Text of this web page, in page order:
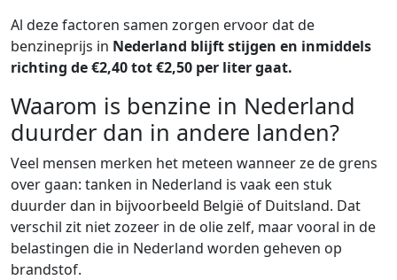
Al deze factoren samen zorgen ervoor dat de
benzineprijs in Nederland blijft stijgen en inmiddels
richting de €2,40 tot €2,50 per liter gaat.
Waarom is benzine in Nederland
duurder dan in andere landen?
Veel mensen merken het meteen wanneer ze de grens
over gaan: tanken in Nederland is vaak een stuk
duurder dan in bijvoorbeeld België of Duitsland. Dat
verschil zit niet zozeer in de olie zelf, maar vooral in de
belastingen die in Nederland worden geheven op
brandstof.